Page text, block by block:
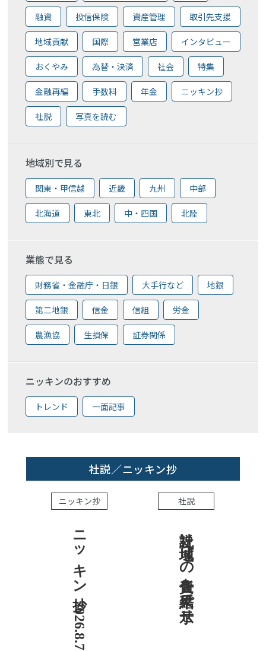
融資 投信保険 資産管理 取引先支援
地域貢献 国際 営業店 インタビュー
おくやみ 為替・決済 社会 特集
金融再編 手数料 年金 ニッキン抄
社説 写真を読む
地域別で見る
関東・甲信越 近畿 九州 中部
北海道 東北 中・四国 北陸
業態で見る
財務省・金融庁・日銀 大手行など 地銀
第二地銀 信金 信組 労金
農漁協 生損保 証券関係
ニッキンのおすすめ
トレンド 一面記事
社説／ニッキン抄
ニッキン抄
ニッキン抄 2026.8.7
社説
社説 地域への責任を結果で示せ